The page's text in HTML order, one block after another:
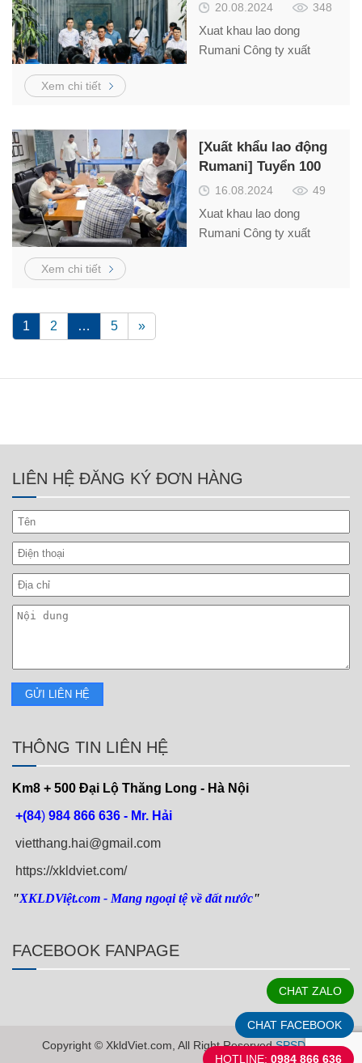
như sau: TT Danh
lượng lao động (người)
20.08.2024 348
Xuat khau lao dong
Rumani Công ty xuất
xuất cảnh nhanh. Liên hệ
Mr. Hải – 0984866636
Xem chi tiết
[Xuất khẩu lao động
Rumani] Tuyển 100
nam xây dựng, cơ khí
16.08.2024 49
Xuat khau lao dong
Rumani Công ty xuất
Xem chi tiết
1 2 … 5 »
LIÊN HỆ ĐĂNG KÝ ĐƠN HÀNG
THÔNG TIN LIÊN HỆ
Km8 + 500 Đại Lộ Thăng Long - Hà Nội
+(84) 984 866 636 - Mr. Hải
vietthang.hai@gmail.com
https://xkldviet.com/
"XKLDViệt.com - Mang ngoại tệ về đất nước"
FACEBOOK FANPAGE
Copyright © XkldViet.com, All Right ReservedSPSDEV
CHAT ZALO
CHAT FACEBOOK
HOTLINE: 0984 866 636